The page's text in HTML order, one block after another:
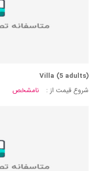
Villa (5 adults)
شروع قیمت از :
نامشخص